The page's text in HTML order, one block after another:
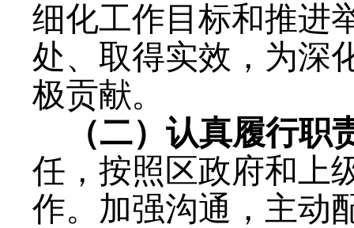
细化工作目标和推进
处、取得实效，为深
极贡献。
（二）认真履行
任，按照 区政府和上
作。 加强沟通，主动